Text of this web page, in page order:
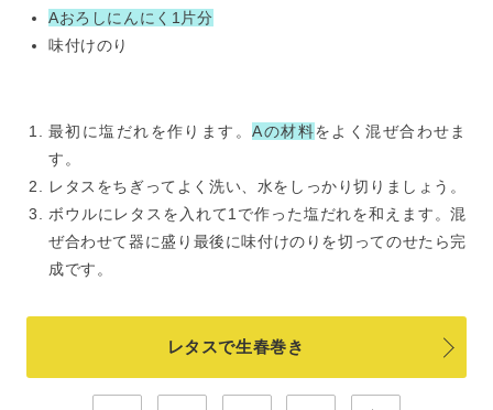
Aおろしにんにく1片分
味付けのり
最初に塩だれを作ります。Aの材料をよく混ぜ合わせま
す。
レタスをちぎってよく洗い、水をしっかり切りましょう。
ボウルにレタスを入れて1で作った塩だれを和えます。混
ぜ合わせて器に盛り最後に味付けのりを切ってのせたら完
成です。
レタスで生春巻き